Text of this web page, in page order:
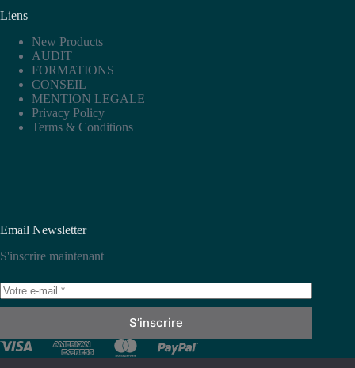
Liens
New Products
AUDIT
FORMATIONS
CONSEIL
MENTION LEGALE
Privacy Policy
Terms & Conditions
Email Newsletter
S'inscrire maintenant
S’inscrire